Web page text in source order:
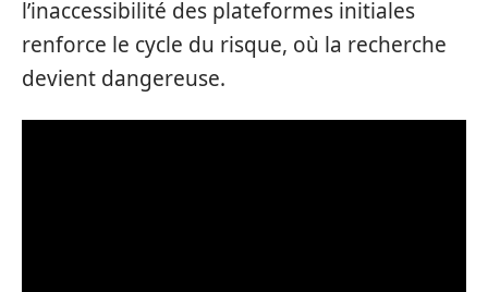
l’inaccessibilité des plateformes initiales
renforce le cycle du risque, où la recherche
devient dangereuse.